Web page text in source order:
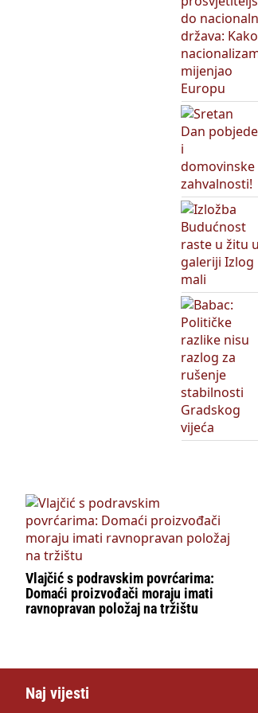
Vlajčić s podravskim povrćarima:
Domaći proizvođači moraju imati
ravnopravan položaj na tržištu
Naj vijesti